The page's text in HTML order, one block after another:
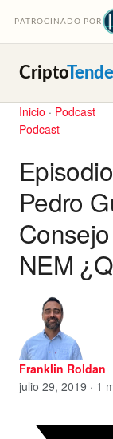
PATROCINADO POR
Cripto
Inicio · Podcast
Podcast
Pedro
NEM
Franklin Roldan
julio 29, 2019 · 1